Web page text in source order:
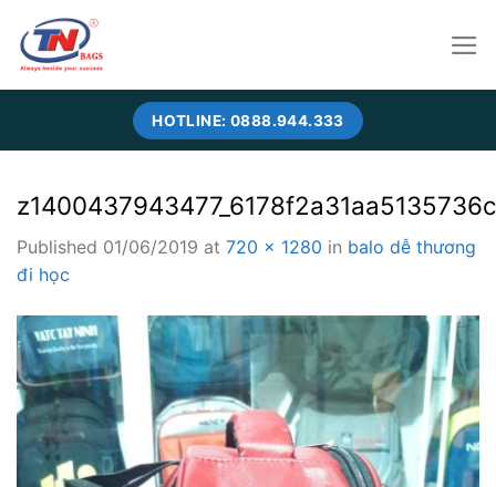
content
HOTLINE: 0888.944.333
Published 01/06/2019 at 720 × 1280 in balo dễ thương
đi học